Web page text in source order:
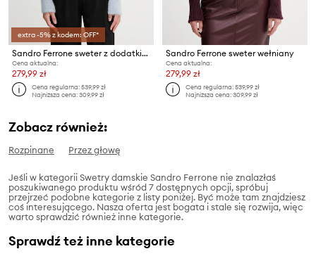
extra -5% z kodem: OFF*
Sandro Ferrone sweter z dodatkiem alpaki
Cena aktualna:
279,99 zł
Cena regularna:539,99 zł
Najniższa cena:309,99 zł
Sandro Ferrone sweter wełniany
Cena aktualna:
279,99 zł
Cena regularna:539,99 zł
Najniższa cena:309,99 zł
Zobacz również:
Rozpinane Przez głowę
Jeśli w kategorii Swetry damskie Sandro Ferrone nie znalazłaś
poszukiwanego produktu wśród 7 dostępnych opcji, spróbuj
przejrzeć podobne kategorie z listy poniżej. Być może tam znajdziesz
coś interesującego. Nasza oferta jest bogata i stale się rozwija, więc
warto sprawdzić również inne kategorie.
Sprawdź też inne kategorie